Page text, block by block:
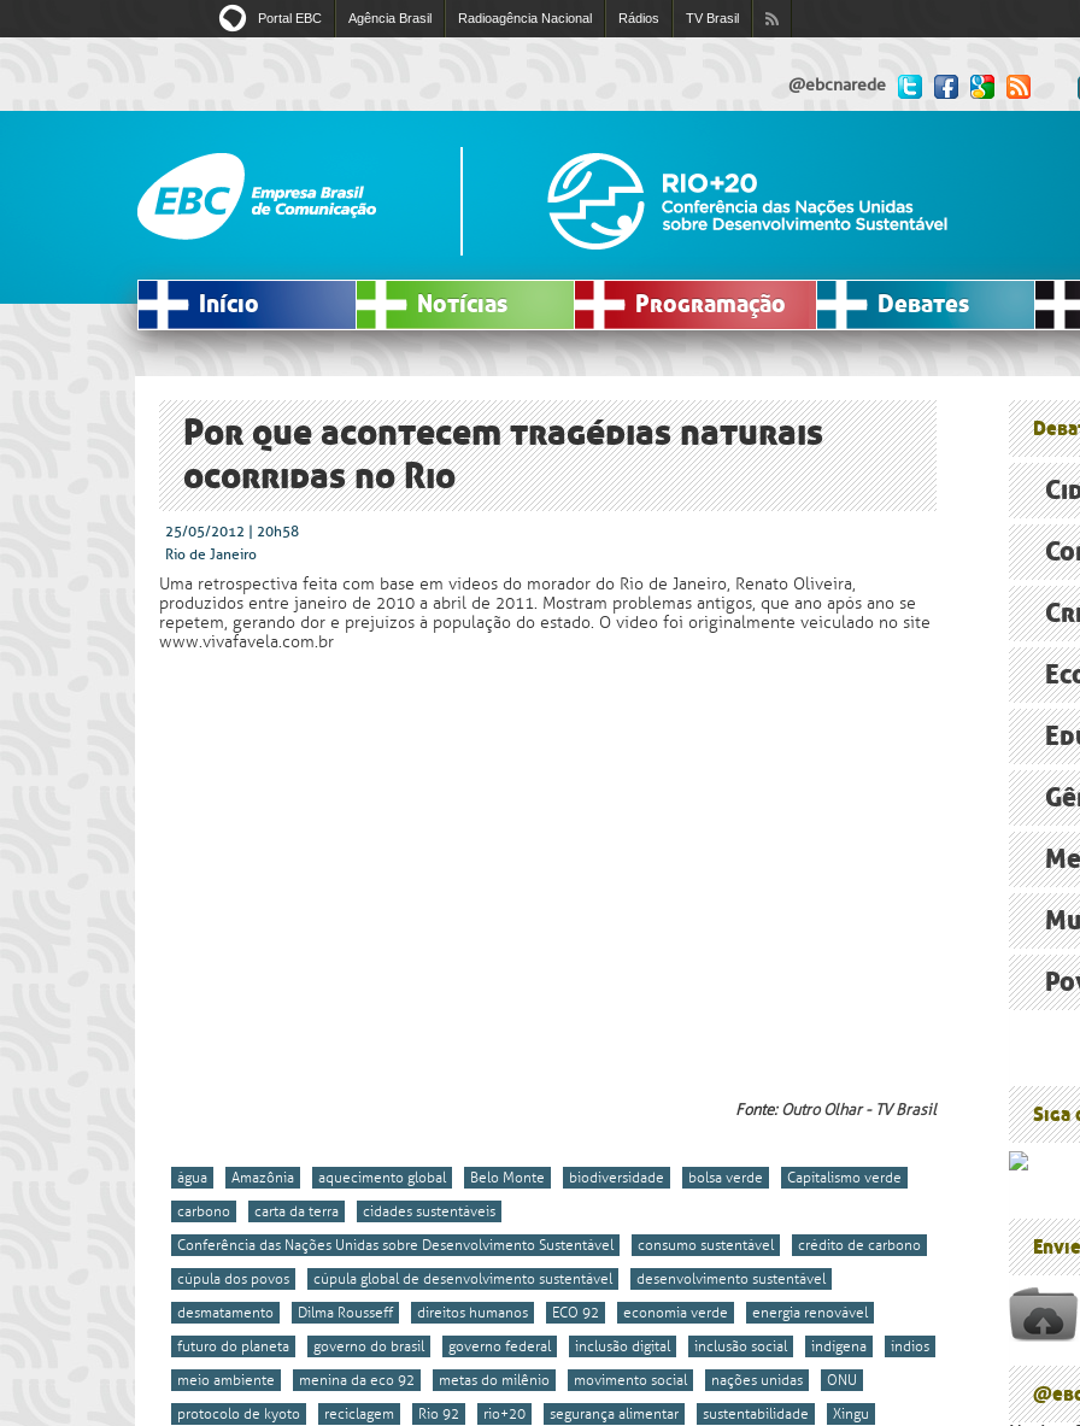
Portal EBC Agência Brasil Radioagência Nacional Rádios TV Brasil
Assine
@ebcnarede
Início Notícias Programação Debates
Por que acontecem tragédias naturais
ocorridas no Rio
25/05/2012 | 20h58
Rio de Janeiro
Uma retrospectiva feita com base em vídeos do morador do Rio de Janeiro, Renato Oliveira,
produzidos entre janeiro de 2010 a abril de 2011. Mostram problemas antigos, que ano após ano se
repetem, gerando dor e prejuízos à população do estado. O vídeo foi originalmente veiculado no site
www.vivafavela.com.br
Fonte:Outro Olhar - TV Brasil
água Amazônia aquecimento global Belo Monte biodiversidade bolsa verde
Capítalismo verde
carbono
carta da terra
cidades sustentáveis
Conferência das Nações Unidas sobre Desenvolvimento Sustentável
consumo sustentável
crédito de carbono
cúpula dos povos
cúpula global de desenvolvimento sustentável
desenvolvimento sustentável
desmatamento
Dilma Rousseff direitos humanos ECO 92 economia verde
energia renovável
futuro do planeta
governo do brasil governo federal inclusão digital inclusão social indígena
índios
meio ambiente
menina da eco 92 metas do milênio movimento social nações unidas
ONU
protocolo de kyoto
reciclagem Rio 92 rio+20 segurança alimentar sustentabilidade Xingu
reformas
O
América
FAO
Agência
ONU
Brasil,
ONU
O
relatório
A
O debate
Grupo
Persiste
Cúpula
Norte
O
Agência
Blog do
Cúpula
Siga